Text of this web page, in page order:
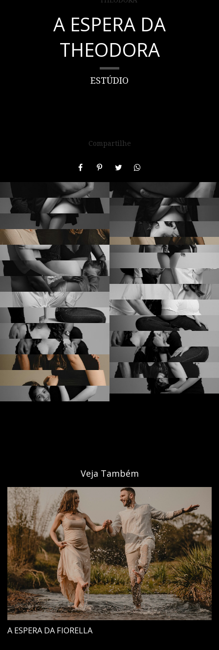
A ESPERA DA
THEODORA
ESTÚDIO
Compartilhe
Veja Também
A ESPERA DA FIORELLA